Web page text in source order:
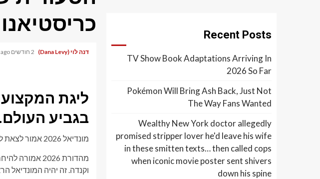
דנה לוי (Dana Levy) 2 חודשים ago
ליגת
בגביע העולם.
מונדיאל 2026 אמור לצאת לדרך בעוד שבוע, כשההתרגשות לקראת המחזה הספורטיבי הגדול ביותר בשיא של כל הזמנים.
מהדורת 2026
וקנדה. זה יהיה המונדיאל
Recent Posts
TV Show Book Adaptations Arriving In
2026 So Far
Pokémon Will Bring Ash Back, Just Not
The Way Fans Wanted
Wealthy New York doctor allegedly
promised stripper lover he'd leave his wife
in these smitten texts… then called cops
when iconic movie poster sent shivers
down his spine